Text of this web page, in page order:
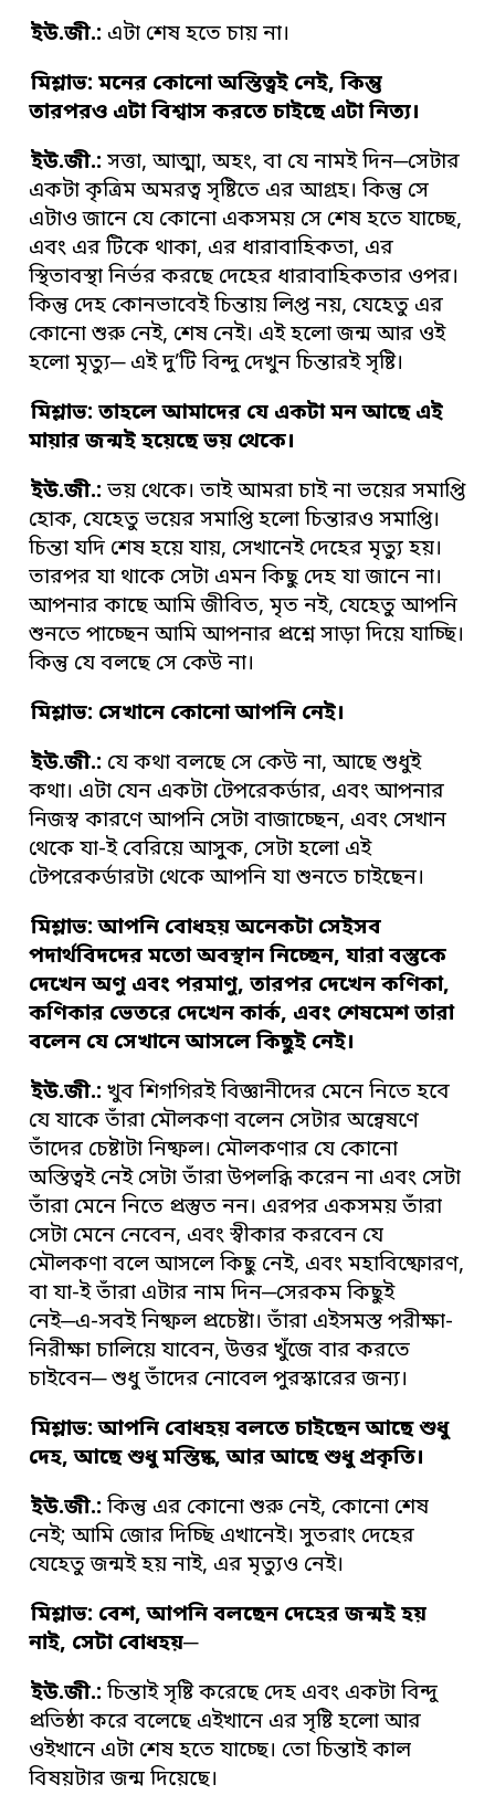
ইউ.জী.: এটা শেষ হতে চায় না।
মিশ্লাভ: মনের কোনো অস্তিত্বই নেই,কিন্তু
তারপরও এটা বিশ্বাস করতে চাইছে এটা নিত্য।
ইউ.জী.: সত্তা, আত্মা, অহং, বা যে নামই দিন─সেটার
একটা কৃত্রিম অমরত্ব সৃষ্টিতে এর আগ্রহ। কিন্তু সে
এটাও জানে যে কোনো একসময় সে শেষ হতে যাচ্ছে,
এবং এর টিকে থাকা, এর ধারাবাহিকতা, এর
স্থিতাবস্থা নির্ভর করছে দেহের ধারাবাহিকতার ওপর।
কিন্তু দেহ কোনভাবেই চিন্তায় লিপ্ত নয়, যেহেতু এর
কোনো শুরু নেই, শেষ নেই। এই হলো জন্ম আর ওই
হলো মৃত্যু─ এই দু’টি বিন্দু দেখুন চিন্তারই সৃষ্টি।
মিশ্লাভ: তাহলে আমাদের যে একটা মন আছে এই
মায়ার জন্মই হয়েছে ভয় থেকে।
ইউ.জী.: ভয় থেকে। তাই আমরা চাই না ভয়ের সমাপ্তি
হোক, যেহেতু ভয়ের সমাপ্তি হলো চিন্তারও সমাপ্তি।
চিন্তা যদি শেষ হয়ে যায়, সেখানেই দেহের মৃত্যু হয়।
তারপর যা থাকে সেটা এমন কিছু দেহ যা জানে না।
আপনার কাছে আমি জীবিত, মৃত নই, যেহেতু আপনি
শুনতে পাচ্ছেন আমি আপনার প্রশ্নে সাড়া দিয়ে যাচ্ছি।
কিন্তু যে বলছে সে কেউ না।
মিশ্লাভ: সেখানে কোনোআপনি নেই।
ইউ.জী.: যে কথা বলছে সে কেউ না, আছে শুধুই
কথা। এটা যেন একটা টেপরেকর্ডার, এবং আপনার
নিজস্ব কারণে আপনি সেটা বাজাচ্ছেন, এবং সেখান
থেকে যা-ই বেরিয়ে আসুক, সেটা হলো এই
টেপরেকর্ডারটা থেকে আপনি যা শুনতে চাইছেন।
মিশ্লাভ: আপনি বোধহয় অনেকটা সেইসব
পদার্থবিদদের মতো অবস্থান নিচ্ছেন,যারা বস্তুকে
দেখেন অণু এবং পরমাণু,তারপর দেখেন কণিকা,
কণিকার ভেতরে দেখেন কার্ক, এবং শেষমেশ তারা
বলেন যে সেখানে আসলে কিছুই নেই।
ইউ.জী.: খুব শিগগিরই বিজ্ঞানীদের মেনে নিতে হবে
যে যাকে তাঁরা মৌলকণা বলেন সেটার অন্বেষণে
তাঁদের চেষ্টাটা নিষ্ফল। মৌলকণার যে কোনো
অস্তিত্বই নেই সেটা তাঁরা উপলব্ধি করেন না এবং সেটা
তাঁরা মেনে নিতে প্রস্তুত নন। এরপর একসময় তাঁরা
সেটা মেনে নেবেন, এবং স্বীকার করবেন যে
মৌলকণা বলে আসলে কিছু নেই, এবং মহাবিষ্ফোরণ,
বা যা-ই তাঁরা এটার নাম দিন─সেরকম কিছুই
নেই─এ-সবই নিষ্ফল প্রচেষ্টা। তাঁরা এইসমস্ত পরীক্ষা-
নিরীক্ষা চালিয়ে যাবেন, উত্তর খুঁজে বার করতে
চাইবেন─ শুধু তাঁদের নোবেল পুরস্কারের জন্য।
মিশ্লাভ: আপনি বোধহয় বলতে চাইছেন আছে শুধু
দেহ,আছে শুধু মস্তিষ্ক,আর আছে শুধু প্রকৃতি।
ইউ.জী.: কিন্তু এর কোনো শুরু নেই, কোনো শেষ
নেই; আমি জোর দিচ্ছি এখানেই। সুতরাং দেহের
যেহেতু জন্মই হয় নাই, এর মৃত্যুও নেই।
মিশ্লাভ: বেশ,আপনি বলছেন দেহের জন্মই হয়
নাই, সেটা বোধহয়─
ইউ.জী.: চিন্তাই সৃষ্টি করেছে দেহ এবং একটা বিন্দু
প্রতিষ্ঠা করে বলেছে এইখানে এর সৃষ্টি হলো আর
ওইখানে এটা শেষ হতে যাচ্ছে। তো চিন্তাই কাল
বিষয়টার জন্ম দিয়েছে।